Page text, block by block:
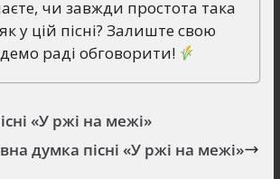
чи завжди простота така
у цій пісні? Залиште свою
раді обговорити!
«У ржі на межі»
думка пісні «У ржі на межі»